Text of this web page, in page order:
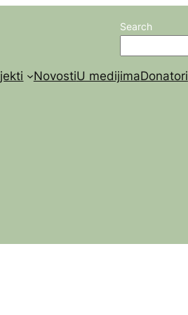
Search
NovostiU medijimaDonatori